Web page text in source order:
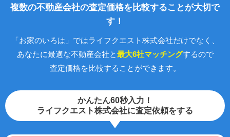
複数の不動産会社の査定価格を比較することが大切で
す！
「お家のいろは」ではライフクエスト株式会社だけでなく、
あなたに最適な不動産会社と最大6社マッチングするので
査定価格を比較することができます。
かんたん60秒入力！
ライフクエスト株式会社に査定依頼をする